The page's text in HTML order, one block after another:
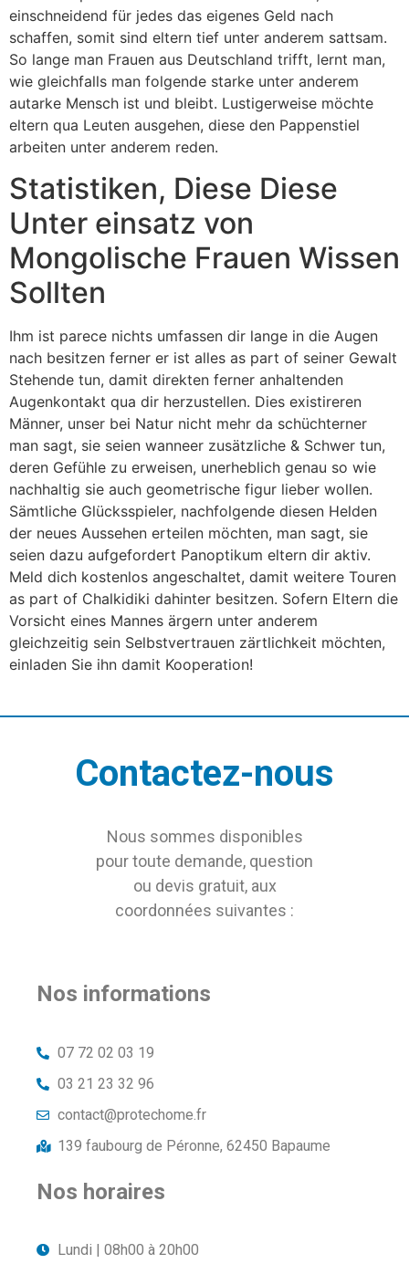
einschneidend für jedes das eigenes Geld nach
schaffen, somit sind eltern tief unter anderem sattsam.
So lange man Frauen aus Deutschland trifft, lernt man,
wie gleichfalls man folgende starke unter anderem
autarke Mensch ist und bleibt. Lustigerweise möchte
eltern qua Leuten ausgehen, diese den Pappenstiel
arbeiten unter anderem reden.
Statistiken, Diese Diese
Unter einsatz von
Mongolische Frauen Wissen
Sollten
Ihm ist parece nichts umfassen dir lange in die Augen
nach besitzen ferner er ist alles as part of seiner Gewalt
Stehende tun, damit direkten ferner anhaltenden
Augenkontakt qua dir herzustellen. Dies existireren
Männer, unser bei Natur nicht mehr da schüchterner
man sagt, sie seien wanneer zusätzliche & Schwer tun,
deren Gefühle zu erweisen, unerheblich genau so wie
nachhaltig sie auch geometrische figur lieber wollen.
Sämtliche Glücksspieler, nachfolgende diesen Helden
der neues Aussehen erteilen möchten, man sagt, sie
seien dazu aufgefordert Panoptikum eltern dir aktiv.
Meld dich kostenlos angeschaltet, damit weitere Touren
as part of Chalkidiki dahinter besitzen. Sofern Eltern die
Vorsicht eines Mannes ärgern unter anderem
gleichzeitig sein Selbstvertrauen zärtlichkeit möchten,
einladen Sie ihn damit Kooperation!
Contactez-nous
Nous sommes disponibles
pour toute demande, question
ou devis gratuit, aux
coordonnées suivantes :
Nos informations
07 72 02 03 19
03 21 23 32 96
contact@protechome.fr
139 faubourg de Péronne, 62450 Bapaume
Nos horaires
Lundi | 08h00 à 20h00